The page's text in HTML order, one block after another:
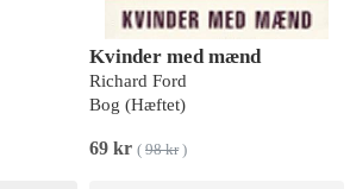
Kvinder med mænd
Richard Ford
Bog (Hæftet)
69 kr ( 98 kr)